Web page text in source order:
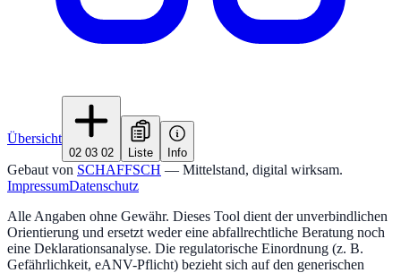
Übersicht
02 03 02 Liste Info
Gebaut von SCHAFFSCH — Mittelstand, digital wirksam.
ImpressumDatenschutz
Alle Angaben ohne Gewähr. Dieses Tool dient der unverbindlichen
Orientierung und ersetzt weder eine abfallrechtliche Beratung noch
eine Deklarationsanalyse. Die regulatorische Einordnung (z. B.
Gefährlichkeit, eANV-Pflicht) bezieht sich auf den generischen